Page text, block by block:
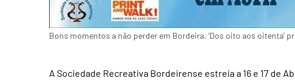
Bons momentos a não perder em Bordeira. ‘Dos oito aos oitenta’
A Sociedade Recreativa Bordeirense estreia a 16 e 17 de